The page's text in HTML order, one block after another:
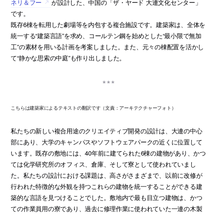
ネリ＆フー
が設計した、中国の「ザ・ヤード 大連文化センター」
です。
既存6棟を転用した劇場等を内包する複合施設です。建築家は、全体を
統一する“建築言語”を求め、コールテン鋼を始めとした“最小限で無加
工”の素材を用いる計画を考案しました。また、元々の棟配置を活かし
て“静かな思索の中庭”も作り出しました。
こちらは建築家によるテキストの翻訳です（文責：アーキテクチャーフォト）
私たちの新しい複合用途のクリエイティブ開発の設計は、大連の中心
部にあり、大学のキャンパスやソフトウェアパークの近くに位置して
います。既存の敷地には、40年前に建てられた6棟の建物があり、かつ
ては化学研究所のオフィス、倉庫、そして寮として使われていまし
た。私たちの設計における課題は、高さがさまざまで、以前に改修が
行われた特徴的な外観を持つこれらの建物を統一することができる建
築的な言語を見つけることでした。敷地内で最も目立つ建物は、かつ
ての作業員用の寮であり、過去に修理作業に使われていた一連の木製